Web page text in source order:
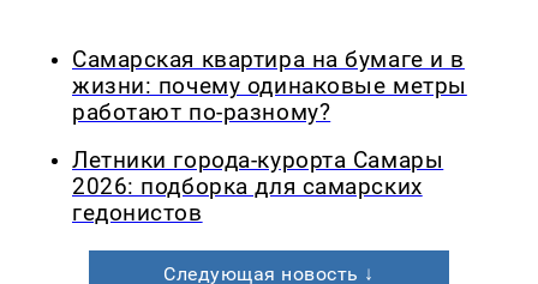
Самарская квартира на бумаге и в
жизни: почему одинаковые метры
работают по-разному?
Летники города-курорта Самары
2026: подборка для самарских
гедонистов
Следующая новость ↓